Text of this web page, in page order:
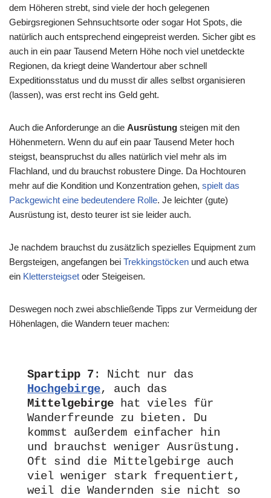
dem Höheren strebt, sind viele der hoch gelegenen
Gebirgsregionen Sehnsuchtsorte oder sogar Hot Spots, die
natürlich auch entsprechend eingepreist werden. Sicher gibt es
auch in ein paar Tausend Metern Höhe noch viel unetdeckte
Regionen, da kriegt deine Wandertour aber schnell
Expeditionsstatus und du musst dir alles selbst organisieren
(lassen), was erst recht ins Geld geht.
Auch die Anforderunge an die Ausrüstung steigen mit den
Höhenmetern. Wenn du auf ein paar Tausend Meter hoch
steigst, beanspruchst du alles natürlich viel mehr als im
Flachland, und du brauchst robustere Dinge. Da Hochtouren
mehr auf die Kondition und Konzentration gehen, spielt das
Packgewicht eine bedeutendere Rolle. Je leichter (gute)
Ausrüstung ist, desto teurer ist sie leider auch.
Je nachdem brauchst du zusätzlich spezielles Equipment zum
Bergsteigen, angefangen bei Trekkingstöcken und auch etwa
ein Klettersteigset oder Steigeisen.
Deswegen noch zwei abschließende Tipps zur Vermeidung der
Höhenlagen, die Wandern teuer machen:
Spartipp 7
Hochgebirge
Mittelgebirge hat vieles für
Wanderfreunde zu bieten. Du
kommst außerdem einfacher hin
und brauchst weniger Ausrüstung.
Oft sind die Mittelgebirge auch
viel weniger stark frequentiert,
weil die Wandernden sie nicht so